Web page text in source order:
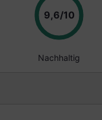
9,6/10Punkte
Nachhaltig